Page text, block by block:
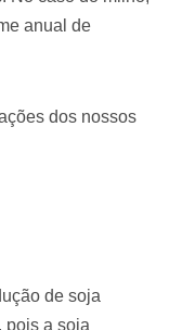
anual de
dos nossos
de soja
pois a soja